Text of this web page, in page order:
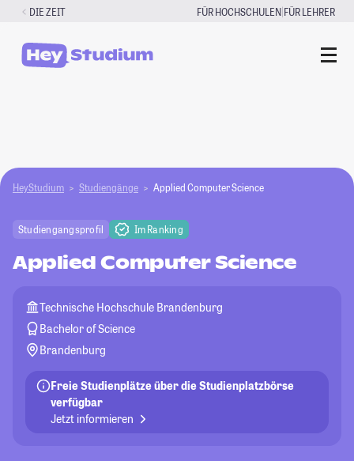
Zum
springen
DIE ZEIT FÜR HOCHSCHULEN|FÜR LEHRER
HeyStudium Studiengänge Applied Computer Science
Studiengangsprofil Im Ranking
Applied Computer Science
Technische Hochschule Brandenburg
Bachelor of Science
Brandenburg
Freie Studienplätze über die Studienplatzbörse
verfügbar
Jetzt informieren